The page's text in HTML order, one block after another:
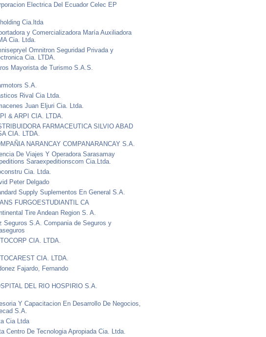
Electrica Del Ecuador Celec EP
Cia.ltda
y Comercializadora María Auxiliadora
Cia. Ltda.
Omnitron Seguridad Privada y
Cia. LTDA.
Mayorista de Turismo S.A.S.
S.A.
Rival Cia Ltda.
Juan Eljuri Cia. Ltda.
& ARPI CIA. LTDA.
FARMACEUTICA SILVIO ABAD
CIA. LTDA.
NARANCAY COMPANARANCAY S.A.
De Viajes Y Operadora Sarasamay
Saraexpeditionscom Cia.Ltda.
Cia. Ltda.
Peter Delgado
Supply Suplementos En General S.A.
FURGOESTUDIANTIL CA
Tire Andean Region S. A.
Seguros S.A. Compania de Seguros y
CIA. LTDA.
CIA. LTDA.
Fajardo, Fernando
DEL RIO HOSPIRIO S.A.
Y Capacitacion En Desarrollo De Negocios,
S.A.
Cia Ltda
Centro De Tecnologia Apropiada Cia. Ltda.